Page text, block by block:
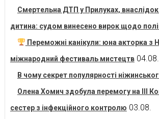
Смертельна ДТП у Прилуках, внаслідок
дитина: судом винесено вирок щодо
Переможні канікули: юна акторка з
міжнародний фестиваль мистецтв 04.08.
В чому секрет популярності
Олена Хомич здобула перемогу на ІІІ
сестер з інфекційного контролю 03.08.